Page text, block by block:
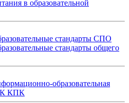
в образовательной
стандарты СПО
стандарты общего
образовательная
КПК